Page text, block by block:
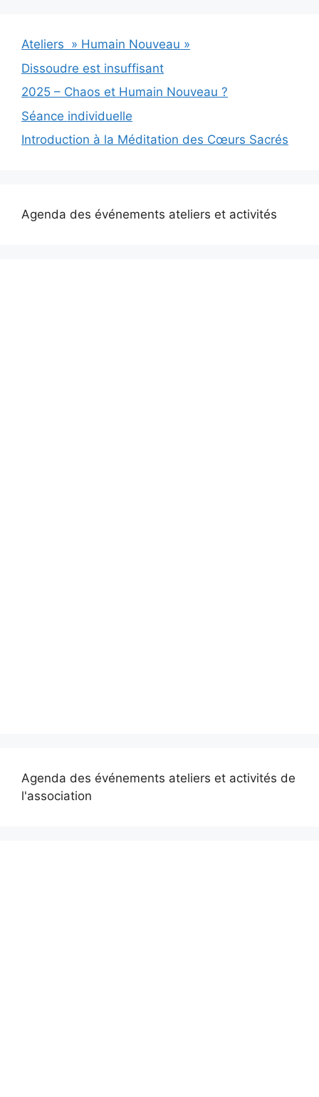
Ateliers » Humain Nouveau »
Dissoudre est insuffisant
2025 – Chaos et Humain Nouveau ?
Séance individuelle
Introduction à la Méditation des Cœurs Sacrés
Agenda des événements ateliers et activités
Agenda des événements ateliers et activités de
l'association